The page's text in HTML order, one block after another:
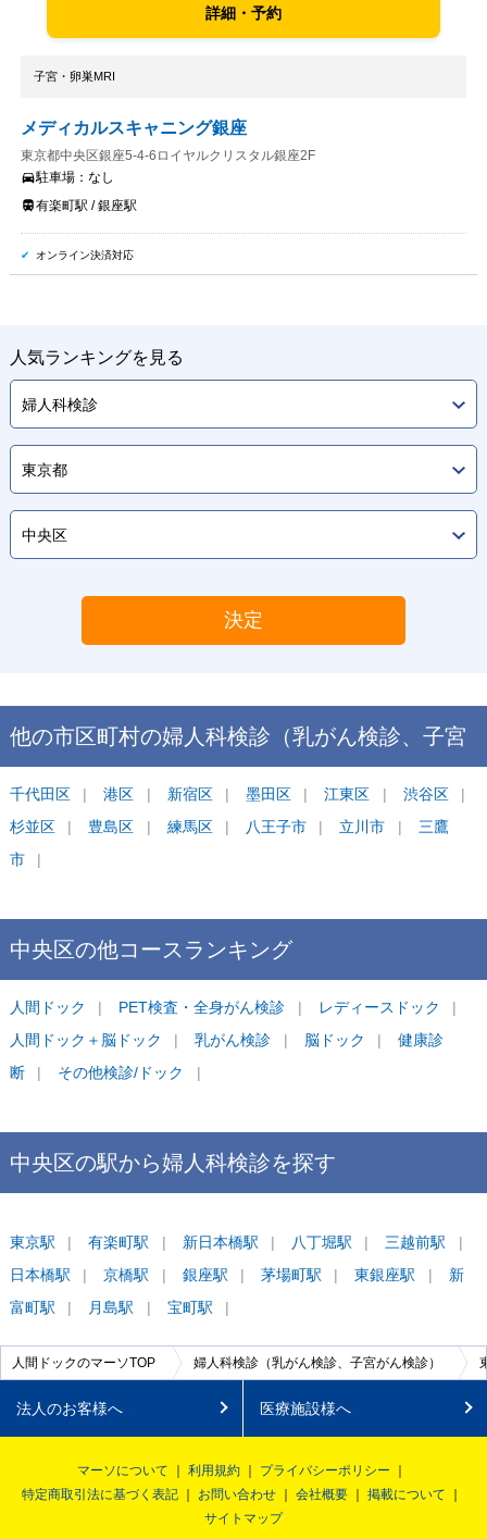
詳細・予約
子宮・卵巣MRI
メディカルスキャニング銀座
東京都中央区銀座5-4-6ロイヤルクリスタル銀座2F
駐車場： なし
有楽町駅 / 銀座駅
オンライン決済対応
人気ランキングを見る
決定
他の市区町村の婦人科検診（乳がん検診、子宮
がん検診）ランキング
千代田区 港区 新宿区 墨田区 江東区
渋谷区
杉並区
豊島区 練馬区 八王子市 立川市
三鷹
市
中央区の他コースランキング
人間ドック PET検査・全身がん検診
レディースドック
人間ドック＋脳ドック
乳がん検診 脳ドック
健康診
断
その他検診/ドック
中央区の駅から婦人科検診を探す
東京駅 有楽町駅 新日本橋駅 八丁堀駅 三越前駅
日本橋駅 京橋駅 銀座駅 茅場町駅 東銀座駅
新
富町駅 月島駅 宝町駅
人間ドックのマーソTOP 婦人科検診（乳がん検診、子宮がん検診）
法人のお客様へ 医療施設様へ
マーソについて 利用規約
プライバシーポリシー
特定商取引法に基づく表記
お問い合わせ 会社概要
掲載について
サイトマップ